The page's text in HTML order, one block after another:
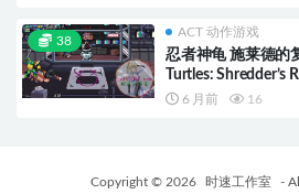
38
ACT 动作游戏
忍者神龟 施莱德的
Turtles: Shredder’s
脑游戏 适配苹果OS
6 月前 16
Copyright © 2026 时速工作室 -